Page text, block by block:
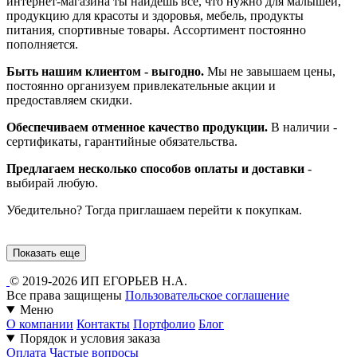
продукцию для красоты и здоровья, мебель, продукты
питания, спортивные товары. Ассортимент постоянно
пополняется.
Быть нашим клиентом - выгодно. Мы не завышаем цены,
постоянно организуем привлекательные акции и
предоставляем скидки.
Обеспечиваем отменное качество продукции. В наличии -
сертификаты, гарантийные обязательства.
Предлагаем несколько способов оплаты и доставки -
выбирай любую.
Убедительно? Тогда приглашаем перейти к покупкам.
Показать еще
© 2019-2026 ИП ЕГОРЬЕВ Н.А.
Все права защищены Пользовательское соглашение
Меню
О компании Контакты Портфолио Блог
Порядок и условия заказа
Оплата Частые вопросы